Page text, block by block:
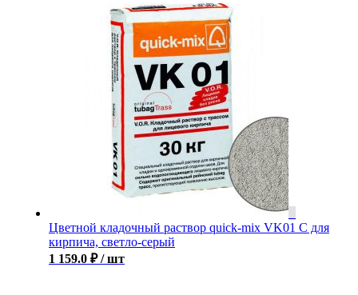
Цветной кладочный раствор quick-mix VK01 С для
кирпича, светло-серый
1 159.0 ₽ / шт